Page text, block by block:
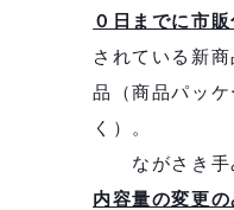
０日までに市販
されている新
品（商品パッ
く）。
ながさき手
内容量の変更